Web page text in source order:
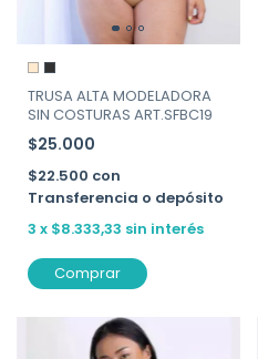
TRUSA ALTA MODELADORA
SIN COSTURAS ART.SFBC19
$25.000
$22.500 con
Transferencia o depósito
3 x $8.333,33 sin interés
Comprar